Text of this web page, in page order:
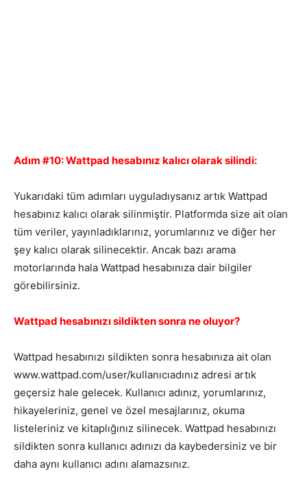
Adım #10: Wattpad hesabınız kalıcı olarak silindi:
Yukarıdaki tüm adımları uyguladıysanız artık Wattpad
hesabınız kalıcı olarak silinmiştir. Platformda size ait olan
tüm veriler, yayınladıklarınız, yorumlarınız ve diğer her
şey kalıcı olarak silinecektir. Ancak bazı arama
motorlarında hala Wattpad hesabınıza dair bilgiler
görebilirsiniz.
Wattpad hesabınızı sildikten sonra ne oluyor?
Wattpad hesabınızı sildikten sonra hesabınıza ait olan
www.wattpad.com/user/kullanıcıadınız adresi artık
geçersiz hale gelecek. Kullanıcı adınız, yorumlarınız,
hikayeleriniz, genel ve özel mesajlarınız, okuma
listeleriniz ve kitaplığınız silinecek. Wattpad hesabınızı
sildikten sonra kullanıcı adınızı da kaybedersiniz ve bir
daha aynı kullanıcı adını alamazsınız.